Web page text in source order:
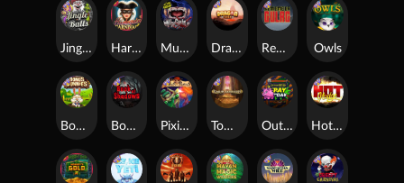
Munchies
Outsourced: Payday
Book Of Shadows Hot Nudge
Tomb of Akhenaten
Dragon Tribe
Bonus Bunnies
Owls
Jingle Balls Harlequin Carnival
Pixies vs Pirates
Remember Gulag